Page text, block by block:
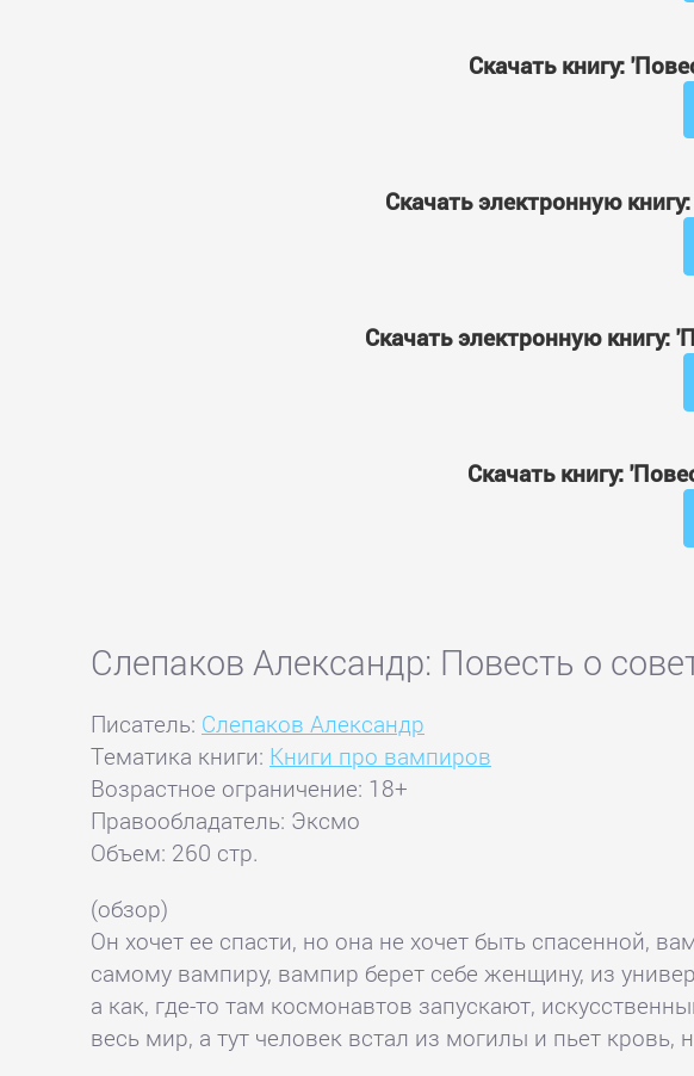
Скачать книгу:
Скачать электронную
Скачать электронную книгу:
Скачать книгу:
Слепаков Александр: Повесть о
Писатель: Слепаков Александр
Тематика книги: Книги про вампиров
Возрастное ограничение: 18+
Правообладатель: Эксмо
Объем: 260 стр.
(обзор)
Он хочет ее спасти, но она не хочет быть спасенной,
самому вампиру, вампир берет себе женщину, из
а как, где-то там космонавтов запускают,
весь мир, а тут человек встал из могилы и пьет кровь,